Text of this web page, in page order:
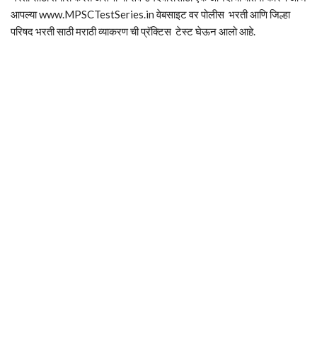
आपल्या www.MPSCTestSeries.in वेबसाइट वर पोलीस भरती आणि जिल्हा
परिषद भरती साठी मराठी व्याकरण ची प्रॅक्टिस टेस्ट घेऊन आलो आहे.